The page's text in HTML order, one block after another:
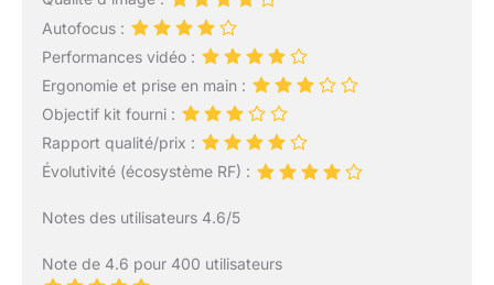
Autofocus :
Performances vidéo :
Ergonomie et prise en main :
Objectif kit fourni :
Rapport qualité/prix :
Évolutivité (écosystème RF) :
Notes des utilisateurs 4.6/5
Note de 4.6 pour 400 utilisateurs